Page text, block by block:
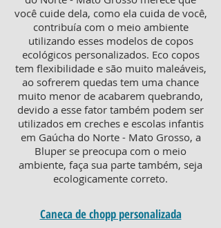
você cuide dela, como ela cuida de você,
contribuía com o meio ambiente
utilizando esses modelos de copos
ecológicos personalizados. Eco copos
tem flexibilidade e são muito maleáveis,
ao sofrerem quedas tem uma chance
muito menor de acabarem quebrando,
devido a esse fator também podem ser
utilizados em creches e escolas infantis
em Gaúcha do Norte - Mato Grosso, a
Bluper se preocupa com o meio
ambiente, faça sua parte também, seja
ecologicamente correto.
Caneca de chopp personalizada